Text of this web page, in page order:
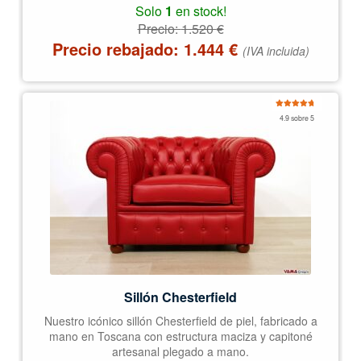
Solo 1 en stock!
Precio:1.520€
Precio rebajado: 1.444 € (IVA incluida)
4.9 sobre 5
Sillón Chesterfield
Nuestro icónico sillón Chesterfield de piel, fabricado a
mano en Toscana con estructura maciza y capitoné
artesanal plegado a mano.